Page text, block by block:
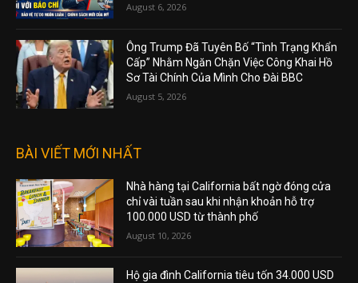
August 6, 2026
Ông Trump Đã Tuyên Bố “Tình Trạng Khẩn
Cấp” Nhằm Ngăn Chặn Việc Công Khai Hồ
Sơ Tài Chính Của Mình Cho Đài BBC
August 5, 2026
BÀI VIẾT MỚI NHẤT
Nhà hàng tại California bất ngờ đóng cửa
chỉ vài tuần sau khi nhận khoản hỗ trợ
100.000 USD từ thành phố
August 10, 2026
Hộ gia đình California tiêu tốn 34.000 USD